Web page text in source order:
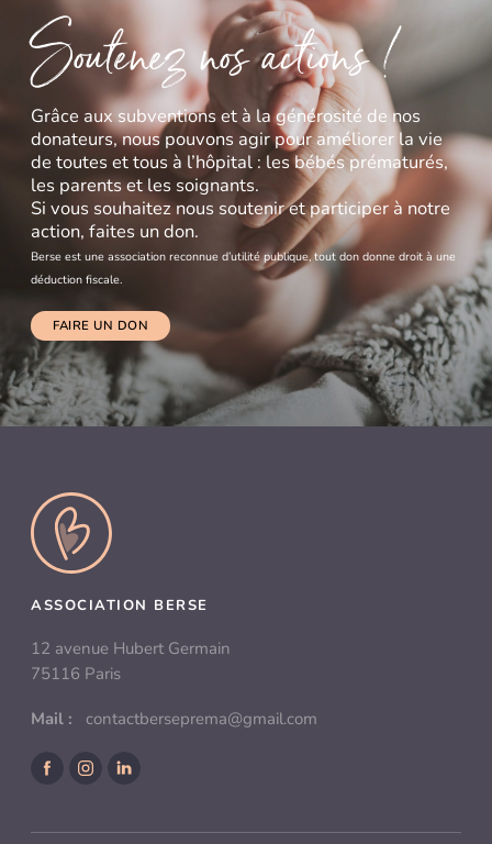
Soutenez nos actions !
Grâce aux subventions et à la générosité de nos
donateurs, nous pouvons agir pour améliorer la vie
de toutes et tous à l’hôpital : les bébés prématurés,
les parents et les soignants.
Si vous souhaitez nous soutenir et participer à notre
action, faites un don.
Berse est une association reconnue d’utilité publique, tout don donne droit à une
déduction fiscale.
FAIRE UN DON
ASSOCIATION BERSE
12 avenue Hubert Germain
75116 Paris
Mail : contactberseprema@gmail.com